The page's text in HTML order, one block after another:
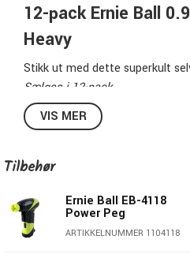
12-pack Ernie Ball
Heavy
Stikk ut med dette superkult
Sælges i 12-pack.
Spesifikasjon 9226:
Tykkelse:
Modell:Heavy
Glow in the Dark
VIS MER
Tilbehør
Ernie Ball EB-4118
Power Peg
ARTIKKELNUMMER 1104118